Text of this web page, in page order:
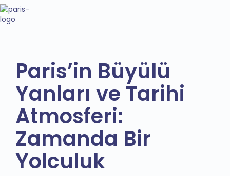
Paris’in Büyülü
Yanları ve Tarihi
Atmosferi:
Zamanda Bir
Yolculuk